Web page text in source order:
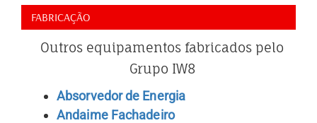
FABRICAÇÃO
Outros equipamentos fabricados pelo
Grupo IW8
Absorvedor de Energia
Andaime Fachadeiro